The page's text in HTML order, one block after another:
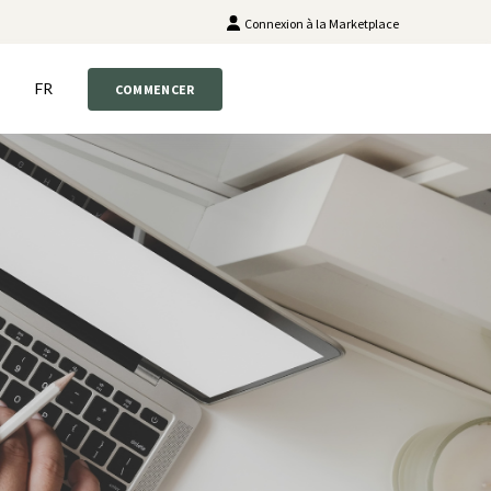
Connexion à la Marketplace
FR COMMENCER